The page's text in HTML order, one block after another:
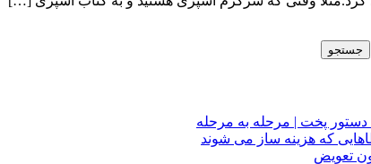
دستور پخت | مرحله به مرحله
که هزینه ساز می شوند
تعویض